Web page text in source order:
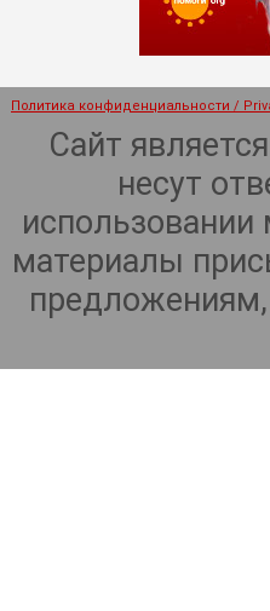
Политика конфиденциальности /
Сайт
несут
использовании
материалы